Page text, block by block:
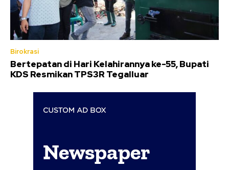
Birokrasi
Bertepatan di Hari Kelahirannya ke-55, Bupati
KDS Resmikan TPS3R Tegalluar